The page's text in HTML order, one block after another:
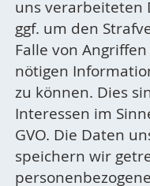
uns verarbeiteten
ggf. um den
Falle von
nötigen
zu können. Dies
Interessen im
GVO. Die Daten
speichern wir